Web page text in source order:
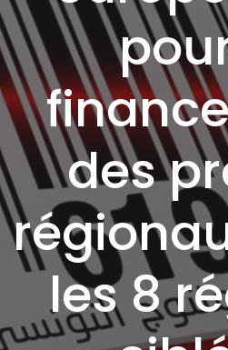
des
les 8